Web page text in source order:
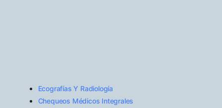
Ecografías Y Radiología
Chequeos Médicos Integrales